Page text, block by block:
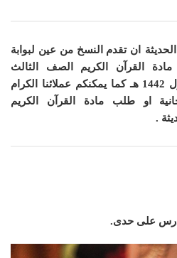
ان تقدم النسخ من عين لبوابة
المعارج: (31-35) مادة القرآن الكريم الصف الثالث
كما يمكنكم عملائنا الكرام
او طلب مادة القرآن الكريم
.
درس على حدى.